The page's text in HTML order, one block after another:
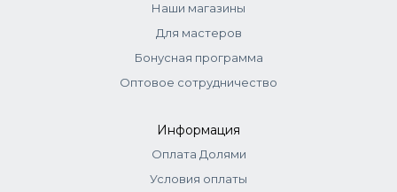
Наши магазины
Для мастеров
Бонусная программа
Оптовое сотрудничество
Информация
Оплата Долями
Условия оплаты